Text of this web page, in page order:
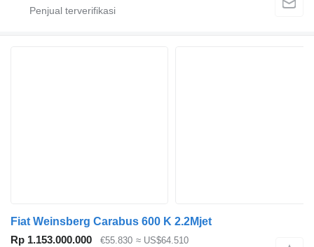
Fiat Weinsberg Carabus 600 K 2.2Mjet
Rp 1.153.000.000
€55.830 ≈ US$64.510